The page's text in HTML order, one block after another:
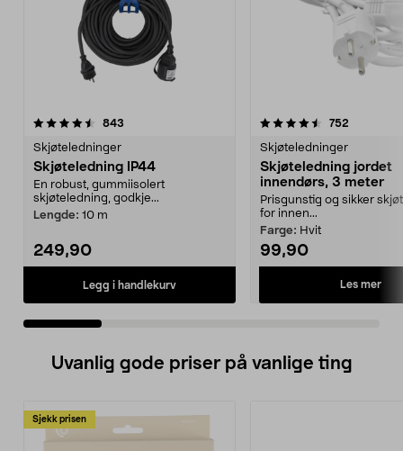
843
Skjøteledninger
Skjøteledning IP44
En robust, gummiisolert
skjøteledning, godkje...
Lengde: 10 m
249,90
Legg i handlekurv
4.5 av 5 stjerner 752
Skjøteledninger
Skjøteledning jordet
innendørs, 3 meter
Prisgunstig og sikker
for innen...
Farge: Hvit
99,90
Les mer
4.5 av 5 stjerner
Uvanlig gode priser på vanlige ting
Sjekk prisen